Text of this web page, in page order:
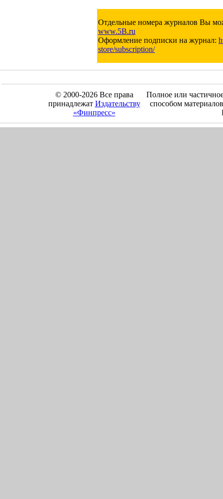
Отдельные номера журналов Вы
www.5B.ru
Оформление подписки на журнал:
store/subscription/
© 2000-2026 Все права
принадлежат Издательству
«Финпресс»
Полное или
способом